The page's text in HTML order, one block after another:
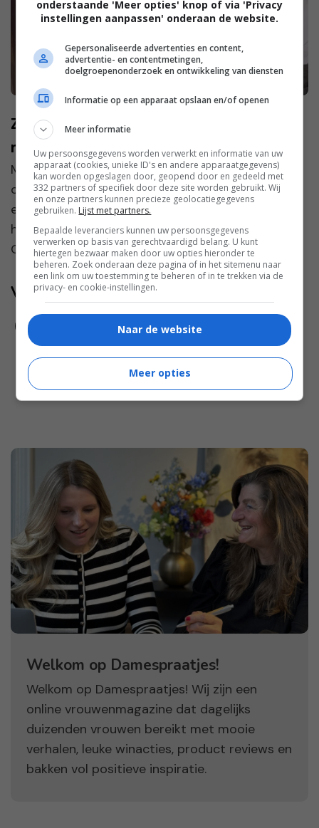
Zo voel je je beter tijdens die tijd van de
maand
Meestal is ‘die tijd van de maand’ niet de meest
comfortabele periode. Krampen, vermoeidheid en
een onrustig gevoel door je menstruatie kunnen
het dagelijks leven behoorlijk beïnvloeden.
Gelukkig...
Volg jij ons al?
Welkom op Damespraatjes!
Welkom op Damespraatjes! Wij zijn een
online vrouwenmagazine dat dagelijks
duizenden vrouwen bereikt met mooie
verhalen, leuke winacties, product reviews en
bakken vol positieve inspiratie.
onderstaande 'Meer opties' knop of via 'Privacy
instellingen aanpassen' onderaan de website.
Gepersonaliseerde advertenties en content,
advertentie- en contentmetingen,
doelgroepenonderzoek en ontwikkeling van diensten
Informatie op een apparaat opslaan en/of openen
Meer informatie
Uw persoonsgegevens worden verwerkt en informatie van uw
apparaat (cookies, unieke ID's en andere apparaatgegevens)
kan worden opgeslagen door, geopend door en gedeeld met
332 partners of specifiek door deze site worden gebruikt. Wij
en onze partners kunnen precieze geolocatiegegevens
gebruiken. Lijst met partners.
Bepaalde leveranciers kunnen uw persoonsgegevens
verwerken op basis van gerechtvaardigd belang. U kunt
hiertegen bezwaar maken door uw opties hieronder te
beheren. Zoek onderaan deze pagina of in het sitemenu naar
een link om uw toestemming te beheren of in te trekken via de
privacy- en cookie-instellingen.
Naar de website
Meer opties